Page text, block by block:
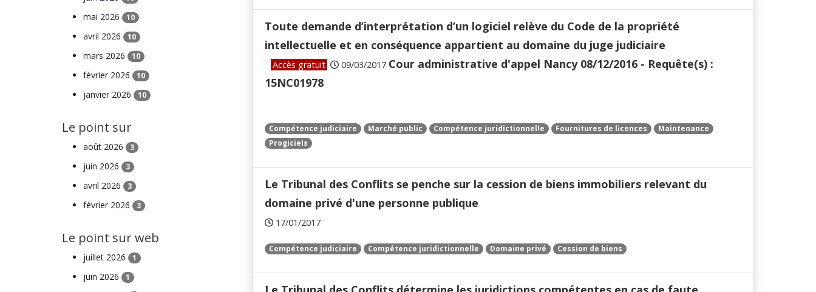
Toute demande d’interprétation d’un logiciel relève du Code de la propriété
intellectuelle et en conséquence appartient au domaine du juge judiciaire
Accès gratuit 09/03/2017 Cour administrative d'appel Nancy 08/12/2016 - Requête(s) :
15NC01978
Compétence judiciaire Marché public Compétence juridictionnelle Fournitures de licences
Maintenance
Progiciels
Le Tribunal des Conflits se penche sur la cession de biens immobiliers relevant du
domaine privé d'une personne publique
17/01/2017
Compétence judiciaire Compétence juridictionnelle Domaine privé Cession de biens
mai 2026 10
avril 2026 10
mars 2026 10
février 2026 10
janvier 2026 10
Le point sur
août 2026 3
juin 2026 3
avril 2026 3
février 2026 3
Le point sur web
juillet 2026 1
juin 2026 1